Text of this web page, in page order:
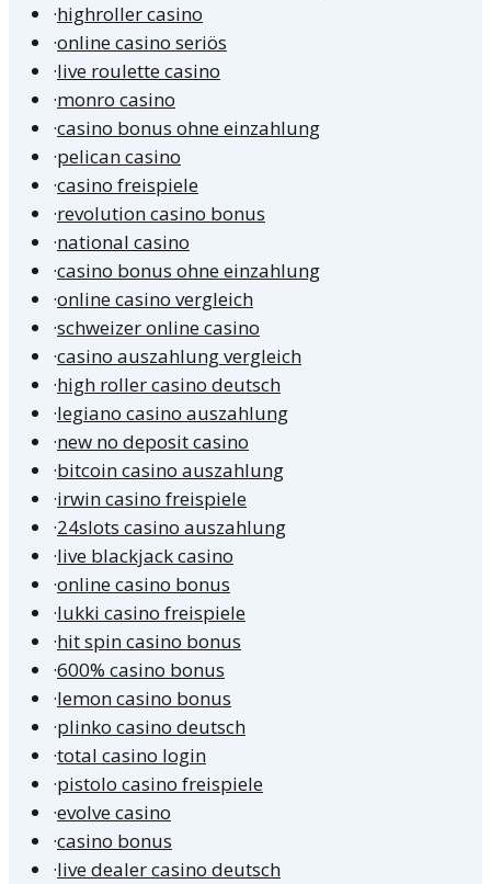
·highroller casino
·online casino seriös
·live roulette casino
·monro casino
·casino bonus ohne einzahlung
·pelican casino
·casino freispiele
·revolution casino bonus
·national casino
·casino bonus ohne einzahlung
·online casino vergleich
·schweizer online casino
·casino auszahlung vergleich
·high roller casino deutsch
·legiano casino auszahlung
·new no deposit casino
·bitcoin casino auszahlung
·irwin casino freispiele
·24slots casino auszahlung
·live blackjack casino
·online casino bonus
·lukki casino freispiele
·hit spin casino bonus
·600% casino bonus
·lemon casino bonus
·plinko casino deutsch
·total casino login
·pistolo casino freispiele
·evolve casino
·casino bonus
·live dealer casino deutsch